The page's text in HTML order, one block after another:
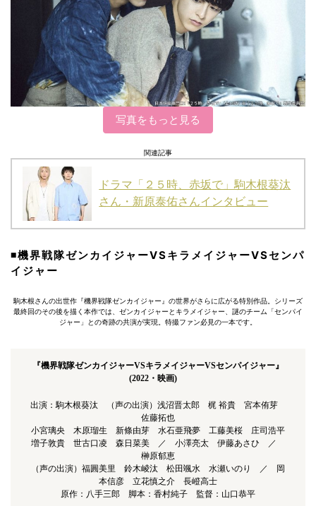
写真をもっと見る
関連記事
ドラマ「２５時、赤坂で」駒木根葵汰
さん・新原泰佑さんインタビュー
◾️機界戦隊ゼンカイジャーVSキラメイジャーVSセンパ
イジャー
駒木根さんの出世作『機界戦隊ゼンカイジャー』の世界がさらに広がる特別作品。シリーズ
最終回のその後を描く本作では、ゼンカイジャーとキラメイジャー、謎のチーム「センパイ
ジャー」との奇跡の共演が実現。特撮ファン必見の一本です。
『機界戦隊ゼンカイジャーVSキラメイジャーVSセンパイジャー』
(2022・映画)
出演：駒木根葵汰 （声の出演）浅沼晋太郎 梶 裕貴 宮本侑芽
佐藤拓也
小宮璃央 木原瑠生 新條由芽 水石亜飛夢 工藤美桜 庄司浩平
増子敦貴 世古口凌 森日菜美 ／ 小澤亮太 伊藤あさひ ／
榊原郁恵
（声の出演）福圓美里 鈴木崚汰 松田颯水 水瀬いのり ／ 岡
本信彦 立花慎之介 長嶝高士
原作：八手三郎 脚本：香村純子 監督：山口恭平